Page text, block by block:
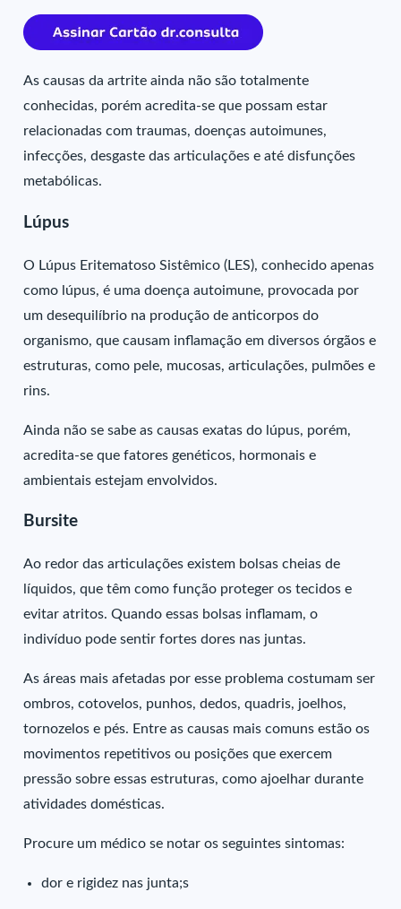
As causas da artrite ainda não são totalmente
conhecidas, porém acredita-se que possam estar
relacionadas com traumas, doenças autoimunes,
infecções, desgaste das articulações e até disfunções
metabólicas.
Lúpus
O Lúpus Eritematoso Sistêmico (LES), conhecido apenas
como lúpus, é uma doença autoimune, provocada por
um desequilíbrio na produção de anticorpos do
organismo, que causam inflamação em diversos órgãos e
estruturas, como pele, mucosas, articulações, pulmões e
rins.
Ainda não se sabe as causas exatas do lúpus, porém,
acredita-se que fatores genéticos, hormonais e
ambientais estejam envolvidos.
Bursite
Ao redor das articulações existem bolsas cheias de
líquidos, que têm como função proteger os tecidos e
evitar atritos. Quando essas bolsas inflamam, o
indivíduo pode sentir fortes dores nas juntas.
As áreas mais afetadas por esse problema costumam ser
ombros, cotovelos, punhos, dedos, quadris, joelhos,
tornozelos e pés. Entre as causas mais comuns estão os
movimentos repetitivos ou posições que exercem
pressão sobre essas estruturas, como ajoelhar durante
atividades domésticas.
Procure um médico se notar os seguintes sintomas:
dor e rigidez nas junta;s